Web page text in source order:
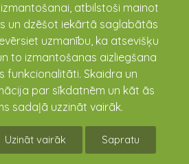
atbilstoši mainot
un dzēšot iekārtā saglabātās
uzmanību, ka atsevišķu
to izmantošanas aizliegšana
funkcionalitāti. Skaidra un
par sīkdatnēm un kāt ās
sadaļā uzzināt vairāk.
Uzināt vairāk Sapratu
9.augustā konkursa “Diženi
Kandavas novadā”
vērtēšanas komisija
viesojās Cēres pagastā, lai
apskatītu šī gada konkursa
pretendentu sētas, dārzus
un tūrisma piedāvājumu.
Nominācijā “Sakoptākā
privātmāja” izvirzīts Mārītes